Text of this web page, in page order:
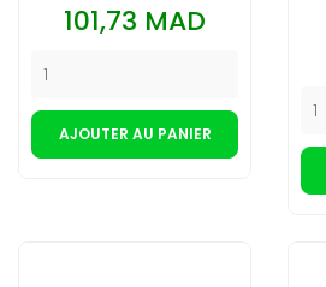
Prix
101,73 MAD
AJOUTER AU PANIER